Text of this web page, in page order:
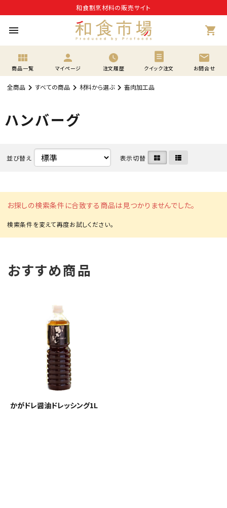
和食割烹材料の販売サイト
menu shopping_cart
view_module
商品一覧
person
マイページ 注文履歴 クイック注文
mail
お問合せ
全商品 すべての商品 材料から選ぶ 畜肉加工品
ハンバーグ
並び替え 表示切替
お探しの検索条件に合致する商品は見つかりませんでした。
おすすめ商品
かがドレ醤油ドレッシング1L